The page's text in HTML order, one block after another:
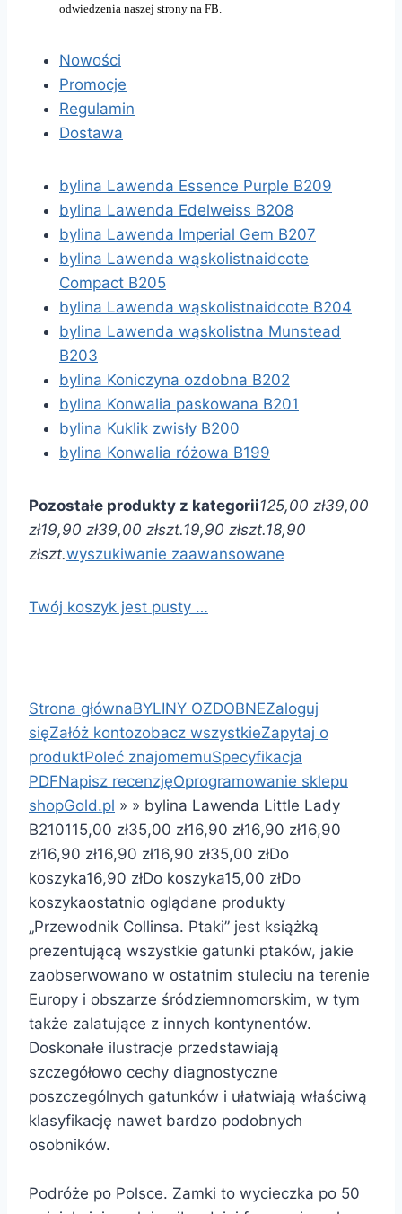
odwiedzenia naszej strony na FB.
Nowości
Promocje
Regulamin
Dostawa
bylina Lawenda Essence Purple B209
bylina Lawenda Edelweiss B208
bylina Lawenda Imperial Gem B207
bylina Lawenda wąskolistnaidcote
Compact B205
bylina Lawenda wąskolistnaidcote B204
bylina Lawenda wąskolistna Munstead
B203
bylina Koniczyna ozdobna B202
bylina Konwalia paskowana B201
bylina Kuklik zwisły B200
bylina Konwalia różowa B199
Pozostałe produkty z kategorii125,00 zł39,00
zł19,90 zł39,00 złszt.19,90 złszt.18,90
złszt.wyszukiwanie zaawansowane
Twój koszyk jest pusty …
Strona głównaBYLINY OZDOBNEZaloguj
sięZałóż kontozobacz wszystkieZapytaj o
produktPoleć znajomemuSpecyfikacja
PDFNapisz recenzjęOprogramowanie sklepu
shopGold.pl » » bylina Lawenda Little Lady
B210115,00 zł35,00 zł16,90 zł16,90 zł16,90
zł16,90 zł16,90 zł16,90 zł35,00 złDo
koszyka16,90 złDo koszyka15,00 złDo
koszykaostatnio oglądane produkty
„Przewodnik Collinsa. Ptaki” jest książką
prezentującą wszystkie gatunki ptaków, jakie
zaobserwowano w ostatnim stuleciu na terenie
Europy i obszarze śródziemnomorskim, w tym
także zalatujące z innych kontynentów.
Doskonałe ilustracje przedstawiają
szczegółowo cechy diagnostyczne
poszczególnych gatunków i ułatwiają właściwą
klasyfikację nawet bardzo podobnych
osobników.
Podróże po Polsce. Zamki to wycieczka po 50